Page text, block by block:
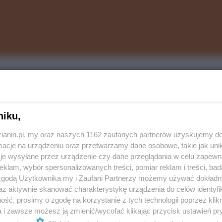
Jacka Sasina - związkowcy domagali się:
w Grupie Kapitałowej Węglokoks SA,
spółek,
w wymienionych spółkach, ze
przez wymienionych zysku,
są ostatnimi aktywami hutniczymi MAP - projektu
w kontekście inwestycji wynikających z krajowego
Po prostu bez tego nie mamy prawa dalej
my oraz naszych 1162 zaufanych partnerów uzyskujemy
na urządzeniu oraz przetwarzamy dane osobowe, takie jak
wysyłane przez urządzenie czy dane przeglądania w celu
wybór spersonalizowanych treści, pomiar reklam i treści,
Użytkownika my i Zaufani Partnerzy możemy używać
aktywnie skanować charakterystykę urządzenia do celów
prosimy o zgodę na korzystanie z tych technologii poprzez
i zawsze możesz ją zmienić/wycofać klikając przycisk ustawień